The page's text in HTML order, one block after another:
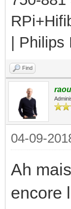
|
Find
04-09-
Ah
encore